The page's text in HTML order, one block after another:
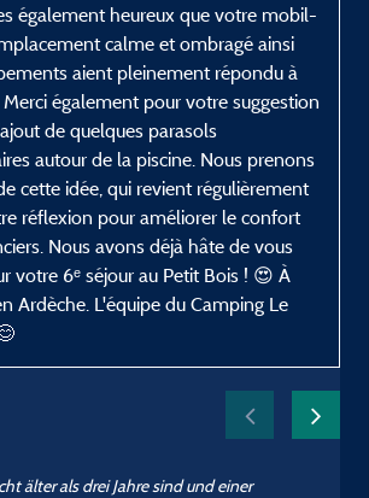
également heureux que votre mobil-
calme et ombragé ainsi
aient pleinement répondu à
également pour votre suggestion
de quelques parasols
autour de la piscine. Nous prenons
cette idée, qui revient régulièrement
réflexion pour améliorer le confort
Nous avons déjà hâte de vous
votre 6ᵉ séjour au Petit Bois ! 😍 À
Ardèche. L'équipe du Camping Le
älter als drei Jahre sind und einer